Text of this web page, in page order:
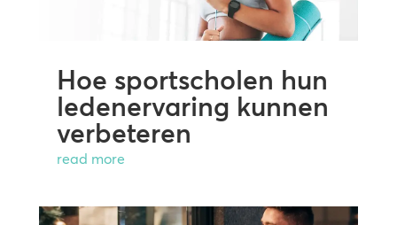
Hoe sportscholen hun
ledenervaring kunnen
verbeteren
read more